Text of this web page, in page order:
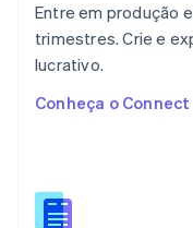
Entre em produção
trimestres. Crie e
lucrativo.
Conheça o Connect
Nova Zelândia
English
Países Baixos
Polônia
RAE de Hong
English